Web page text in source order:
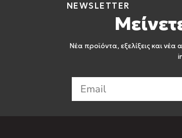
NEWSLETTER
Νέα προϊόντα, εξελίξεις και